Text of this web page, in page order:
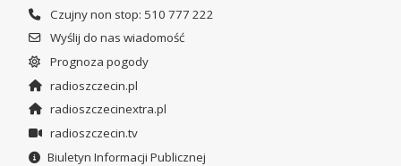
Czujny non stop: 510 777 222
Wyślij do nas wiadomość
Prognoza pogody
radioszczecin.pl
radioszczecinextra.pl
radioszczecin.tv
Biuletyn Informacji Publicznej